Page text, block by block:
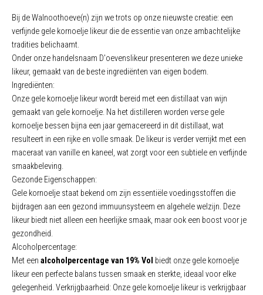
Bij de Walnoothoeve(n) zijn we trots op onze nieuwste creatie: een
verfijnde gele kornoelje likeur die de essentie van onze ambachtelijke
tradities belichaamt.
Onder onze handelsnaam D'oevenslikeur presenteren we deze unieke
likeur, gemaakt van de beste ingrediënten van eigen bodem.
Ingrediënten:
Onze gele kornoelje likeur wordt bereid met een distillaat van wijn
gemaakt van gele kornoelje. Na het distilleren worden verse gele
kornoelje bessen bijna een jaar gemacereerd in dit distillaat, wat
resulteert in een rijke en volle smaak. De likeur is verder verrijkt met een
maceraat van vanille en kaneel, wat zorgt voor een subtiele en verfijnde
smaakbeleving.
Gezonde Eigenschappen:
Gele kornoelje staat bekend om zijn essentiële voedingsstoffen die
bijdragen aan een gezond immuunsysteem en algehele welzijn. Deze
likeur biedt niet alleen een heerlijke smaak, maar ook een boost voor je
gezondheid.
Alcoholpercentage:
Met een alcoholpercentage van 19% Vol biedt onze gele kornoelje
likeur een perfecte balans tussen smaak en sterkte, ideaal voor elke
gelegenheid. Verkrijgbaarheid: Onze gele kornoelje likeur is verkrijgbaar